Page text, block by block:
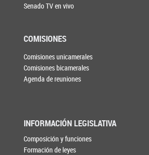
Senado TV en vivo
COMISIONES
Comisiones unicamerales
Comisiones bicamerales
Agenda de reuniones
INFORMACIÓN LEGISLATIVA
Composición y funciones
Formación de leyes